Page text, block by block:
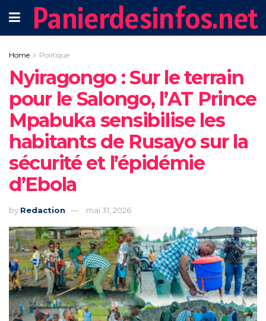
Panierdesinfos.net
Home Politique
‎Nyiragongo : Sur le terrain
pour le Salongo, l’AT Prince
Mpabuka sensibilise les
habitants de Rusayo sur la
sécurité et l’épidémie
d’Ebola‎
by Redaction mai 31, 2026